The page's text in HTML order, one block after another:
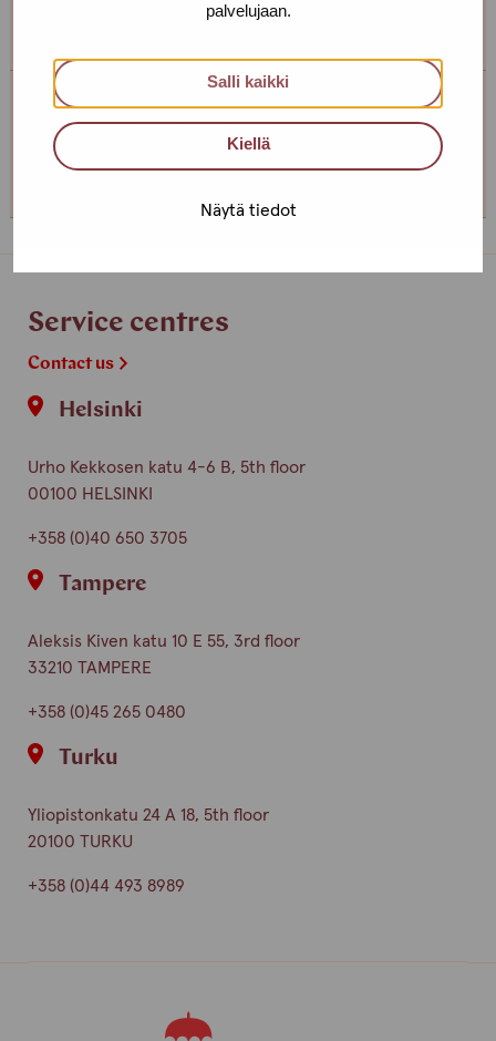
palvelujaan.
Salli kaikki
Kiellä
Näytä tiedot
can’t come to the office!
Service centre Helsinki
+358 (0)40 650 3705
Service centres
Contact us
Helsinki
Urho Kekkosen katu 4-6 B, 5th floor
00100 HELSINKI
+358 (0)40 650 3705
Tampere
Aleksis Kiven katu 10 E 55, 3rd floor
33210 TAMPERE
+358 (0)45 265 0480
Turku
Yliopistonkatu 24 A 18, 5th floor
20100 TURKU
+358 (0)44 493 8989